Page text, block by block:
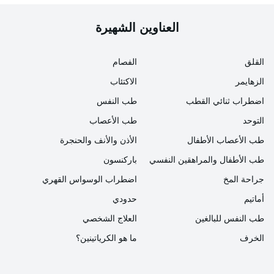
هذه الحالات وبسبب أي مشكلة تظهر، إلا أن بعض الأسباب
وجود بنية مناسبة للنمو اعتماداً على عوامل وراثية
العدوى
وجود كائن مختلف في منطقة النمو
التهاب طويل الأمد في المعدة
تغيرات في جينات الخلايا الوراثية في القولون
العناوين الشهيرة
القلق
الزهايمر
اضطراب ثنائي القطب
التوحد
طب الأعصاب الأطفال
الفصام
الاكتئاب
طب النفس
طب الأعصاب
الأذن والأنف والحنجرة
طب الأطفال والمراهقين النفسي
جراحة المخ
أماتيم
طب النفس للبالغين
الخرف
باركنسون
اضطراب الوسواس القهري
حدودي
العلاج الشخصي
ما هو الكرياتينين؟